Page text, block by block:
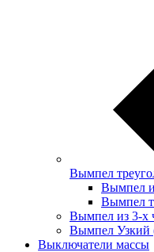
Вымпел
Вымпел
Вымпел
Вымпел из 3-х
Вымпел Узкий
Выключатели массы